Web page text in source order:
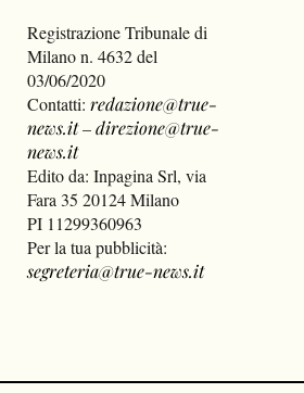
Registrazione Tribunale di
Milano n. 4632 del
03/06/2020
Contatti:redazione@true-
news.it–direzione@true-
news.it
Edito da: Inpagina Srl, via
Fara 35 20124 Milano
PI 11299360963
Per la tua pubblicità:
segreteria@true-news.it